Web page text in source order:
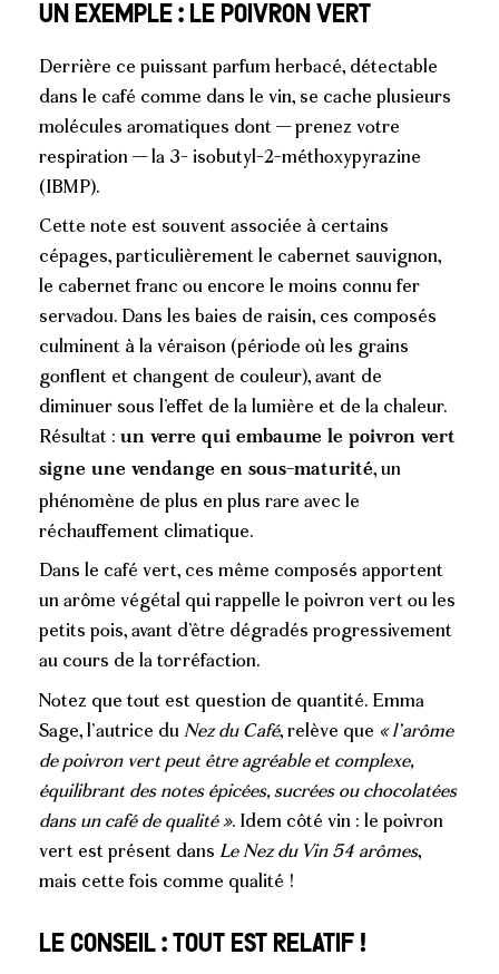
Un exemple : le poivron vert
Derrière ce puissant parfum herbacé, détectable
dans le café comme dans le vin, se cache plusieurs
molécules aromatiques dont — prenez votre
respiration — la 3- isobutyl-2-méthoxypyrazine
(IBMP).
Cette note est souvent associée à certains
cépages, particulièrement le cabernet sauvignon,
le cabernet franc ou encore le moins connu fer
servadou. Dans les baies de raisin, ces composés
culminent à la véraison (période où les grains
gonflent et changent de couleur), avant de
diminuer sous l’effet de la lumière et de la chaleur.
Résultat :un verre qui embaume le poivron vert
signe une vendange en sous-maturité, un
phénomène de plus en plus rare avec le
réchauffement climatique.
Dans le café vert, ces même composés apportent
un arôme végétal qui rappelle le poivron vert ou les
petits pois, avant d’être dégradés progressivement
au cours de la torréfaction.
Notez que tout est question de quantité. Emma
Sage, l’autrice duNez du Café, relève que « l’arôme
de poivron vert peut être agréable et complexe,
équilibrant des notes épicées, sucrées ou chocolatées
dans un café de qualité ». Idem côté vin : le poivron
vert est présent dansLe Nez du Vin 54 arômes,
mais cette fois comme qualité !
Le conseil : tout est relatif !